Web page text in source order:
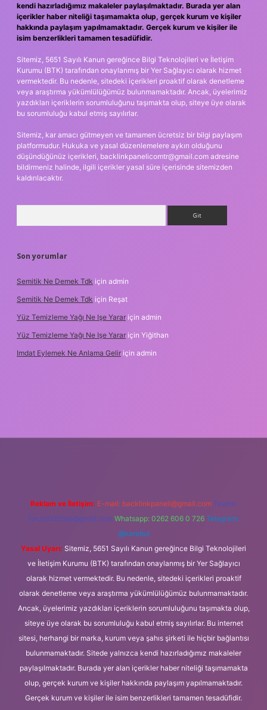
kendi hazırladığımız makaleler paylaşılmaktadır. Burada yer alan
içerikler haber niteliği taşımamakta olup, gerçek kurum ve kişiler
hakkında paylaşım yapılmamaktadır. Gerçek kurum ve kişiler ile
isim benzerlikleri tamamen tesadüfidir.
Sitemiz, 5651 Sayılı Kanun gereğince Bilgi Teknolojileri ve İletişim
Kurumu (BTK) tarafından onaylanmış bir Yer Sağlayıcı olarak hizmet
vermektedir. Bu nedenle, sitedeki içerikleri proaktif olarak denetleme
veya araştırma yükümlülüğümüz bulunmamaktadır. Ancak, üyelerimiz
yazdıkları içeriklerin sorumluluğunu taşımakta olup, siteye üye olarak
bu sorumluluğu kabul etmiş sayılırlar.
Sitemiz, kar amacı gütmeyen ve tamamen ücretsiz bir bilgi paylaşım
platformudur. Hukuka ve yasal düzenlemelere aykırı olduğunu
düşündüğünüz içerikleri, backlinkpanelicomtr@gmail.com adresine
bildirmeniz halinde, ilgili içerikler yasal süre içerisinde sitemizden
kaldırılacaktır.
Son yorumlar
Semitik Ne Demek Tdk için admin
Semitik Ne Demek Tdk için Reşat
Yüz Temizleme Yağı Ne Işe Yarar için admin
Yüz Temizleme Yağı Ne Işe Yarar için Yiğithan
Imdat Eylemek Ne Anlama Gelir için admin
Reklam ve İletişim: E-mail: backlinkpaneli@gmail.com Teams:
forumhizmeti@gmail.com Whatsapp: 0262 606 0 726 Telegram:
@karabul
Yasal Uyarı: Sitemiz, 5651 Sayılı Kanun gereğince Bilgi Teknolojileri
ve İletişim Kurumu (BTK) tarafından onaylanmış bir Yer Sağlayıcı
olarak hizmet vermektedir. Bu nedenle, sitedeki içerikleri proaktif
olarak denetleme veya araştırma yükümlülüğümüz bulunmamaktadır.
Ancak, üyelerimiz yazdıkları içeriklerin sorumluluğunu taşımakta olup,
siteye üye olarak bu sorumluluğu kabul etmiş sayılırlar. Bu internet
sitesi, herhangi bir marka, kurum veya şahıs şirketi ile hiçbir bağlantısı
bulunmamaktadır. Sitede yalnızca kendi hazırladığımız makaleler
paylaşılmaktadır. Burada yer alan içerikler haber niteliği taşımamakta
olup, gerçek kurum ve kişiler hakkında paylaşım yapılmamaktadır.
Gerçek kurum ve kişiler ile isim benzerlikleri tamamen tesadüfidir.